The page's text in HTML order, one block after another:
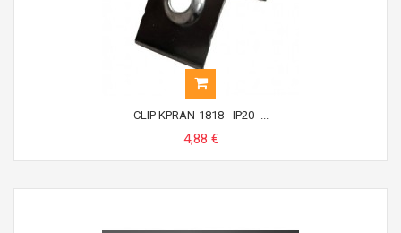
CLIP KPRAN-1818 - IP20 -...
4,88 €